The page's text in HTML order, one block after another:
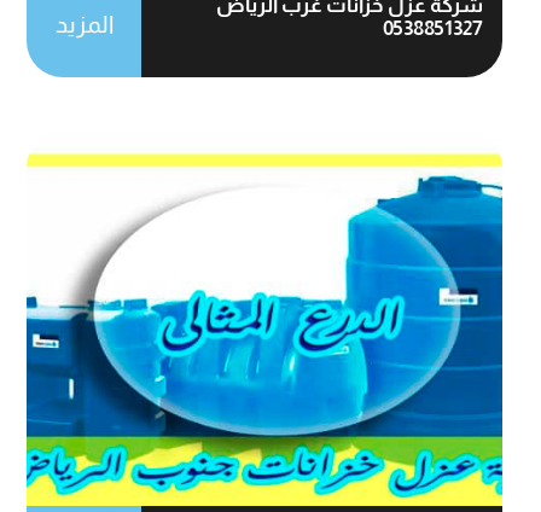
شركة عزل خزانات غرب الرياض
0538851327
المزيد